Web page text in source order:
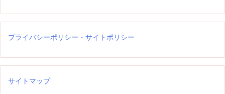
プライバシーポリシー・サイトポリシー
サイトマップ